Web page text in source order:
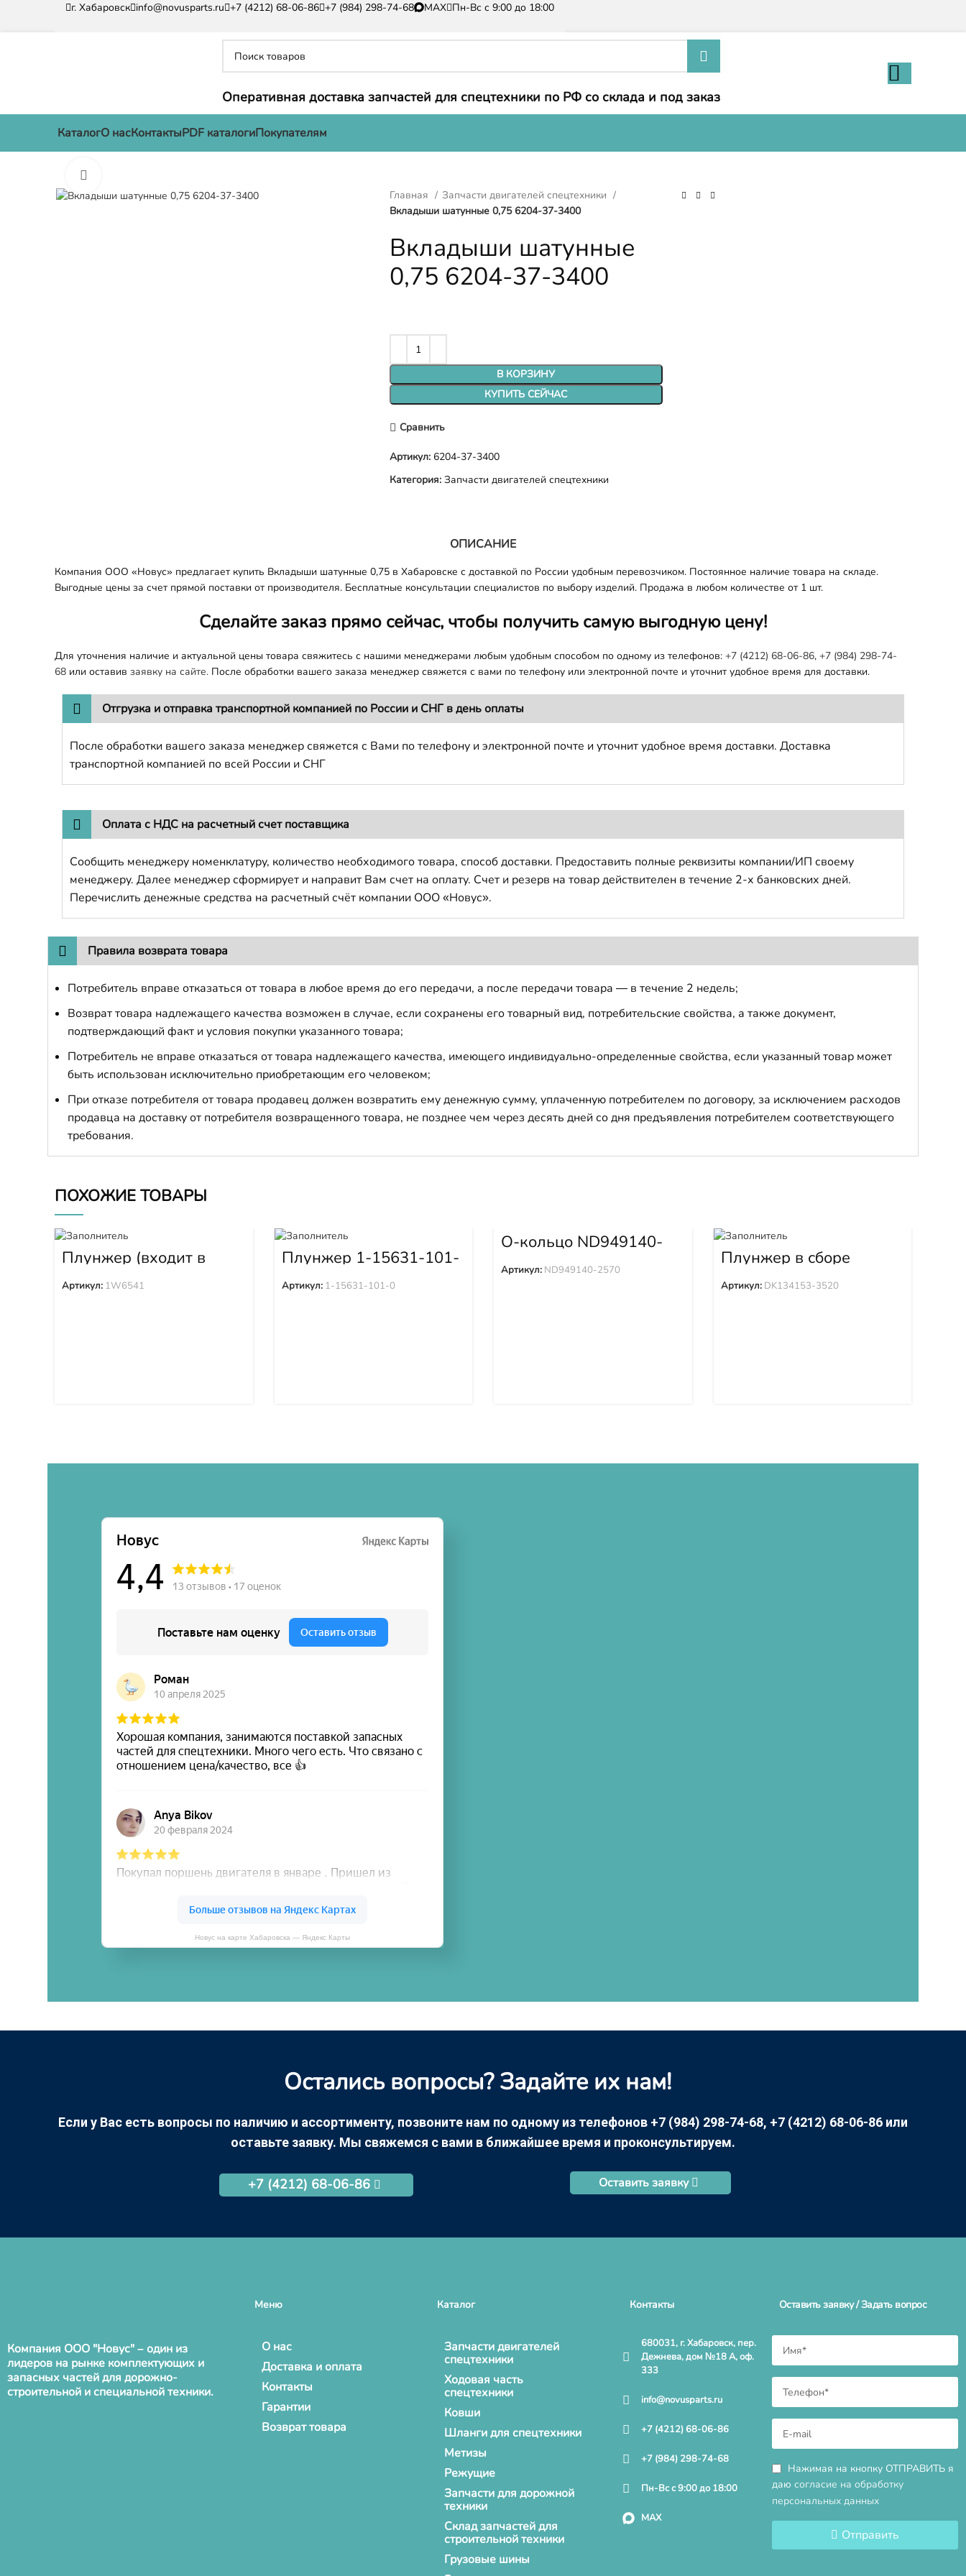
г. Хабаровск info@novusparts.ru +7 (4212) 68-06-86 +7 (984) 298-74-68 MAX Пн-Вс с 9:00 до 18:00
Оперативная доставка запчастей для спецтехники по РФ со склада и под заказ
КаталогО насКонтактыPDF каталогиПокупателям
Главная
Запчасти двигателей спецтехники
Вкладыши шатунные 0,75 6204-37-3400
Вкладыши шатунные
0,75 6204-37-3400
В КОРЗИНУ
КУПИТЬ СЕЙЧАС
Сравнить
Артикул: 6204-37-3400
Категория: Запчасти двигателей спецтехники
ОПИСАНИЕ
Компания ООО «Новус» предлагает купить Вкладыши шатунные 0,75 в Хабаровске с доставкой по России удобным перевозчиком. Постоянное наличие товара на складе.
Выгодные цены за счет прямой поставки от производителя. Бесплатные консультации специалистов по выбору изделий. Продажа в любом количестве от 1 шт.
Сделайте заказ прямо сейчас, чтобы получить самую выгодную цену!
Для уточнения наличие и актуальной цены товара свяжитесь с нашими менеджерами любым удобным способом по одному из телефонов: +7 (4212) 68-06-86, +7 (984) 298-74-
68 или оставив заявку на сайте. После обработки вашего заказа менеджер свяжется с вами по телефону или электронной почте и уточнит удобное время для доставки.
Отгрузка и отправка транспортной компанией по России и СНГ в день оплаты
После обработки вашего заказа менеджер свяжется с Вами по телефону и электронной почте и уточнит удобное время доставки. Доставка
транспортной компанией по всей России и СНГ
Оплата с НДС на расчетный счет поставщика
Сообщить менеджеру номенклатуру, количество необходимого товара, способ доставки. Предоставить полные реквизиты компании/ИП своему
менеджеру. Далее менеджер сформирует и направит Вам счет на оплату. Счет и резерв на товар действителен в течение 2-х банковских дней.
Перечислить денежные средства на расчетный счёт компании ООО «Новус».
Правила возврата товара
Потребитель вправе отказаться от товара в любое время до его передачи, а после передачи товара — в течение 2 недель;
Возврат товара надлежащего качества возможен в случае, если сохранены его товарный вид, потребительские свойства, а также документ,
подтверждающий факт и условия покупки указанного товара;
Потребитель не вправе отказаться от товара надлежащего качества, имеющего индивидуально-определенные свойства, если указанный товар может
быть использован исключительно приобретающим его человеком;
При отказе потребителя от товара продавец должен возвратить ему денежную сумму, уплаченную потребителем по договору, за исключением расходов
продавца на доставку от потребителя возвращенного товара, не позднее чем через десять дней со дня предъявления потребителем соответствующего
требования.
ПОХОЖИЕ ТОВАРЫ
Плунжер (входит в
1W6539) 1W6541
Артикул: 1W6541
Плунжер 1-15631-101-
Артикул: 1-15631-101-0
О-кольцо ND949140-
2570
Артикул: ND949140-2570
Плунжер в сборе
DK134153-3520
Артикул: DK134153-3520
Новус на карте Хабаровска — Яндекс Карты
Остались вопросы? Задайте их нам!
Если у Вас есть вопросы по наличию и ассортименту, позвоните нам по одному из телефонов +7 (984) 298-74-68, +7 (4212) 68-06-86 или
оставьте заявку. Мы свяжемся с вами в ближайшее время и проконсультируем.
+7 (4212) 68-06-86 Оставить заявку
Компания ООО "Новус" – один из
лидеров на рынке комплектующих и
запасных частей для дорожно-
строительной и специальной техники.
Меню
О нас
Доставка и оплата
Контакты
Гарантии
Возврат товара
Каталог
Запчасти двигателей
спецтехники
Ходовая часть
спецтехники
Ковши
Шланги для спецтехники
Метизы
Режущие
Запчасти для дорожной
техники
Склад запчастей для
строительной техники
Грузовые шины
Контакты
680031, г. Хабаровск, пер.
Дежнева, дом №18 А, оф.
333
info@novusparts.ru
+7 (4212) 68-06-86
+7 (984) 298-74-68
Пн-Вс с 9:00 до 18:00
MAX
Оставить заявку / Задать вопрос
Нажимая на кнопку ОТПРАВИТЬ я
даю согласие на обработку
персональных данных
Отправить